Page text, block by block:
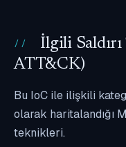
İlgili
ATT&CK)
Bu IoC ile ilişkili
olarak haritalandığı
teknikleri.